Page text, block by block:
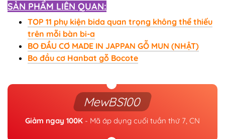
SẢN PHẨM LIÊN QUAN:
TOP 11 phụ kiện bida quan trọng không thể thiếu
trên mỗi bàn bi-a
BO ĐẦU CƠ MADE IN JAPPAN GỖ MUN (NHẬT)
Bo đầu cơ Hanbat gỗ Bocote
MewBS100
Giảm ngay 100K - Mã áp dụng cuối tuần thứ 7, CN